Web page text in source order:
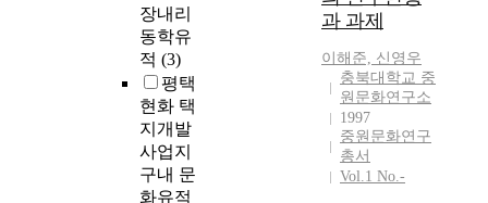
장내리
동학유
적 (3)
평택
현화 택
지개발
사업지
구내 문
화유적
과 과제
이해준, 신영우
충북대학교 중
원문화연구소
1997
중원문화연구
총서
Vol.1 No.-